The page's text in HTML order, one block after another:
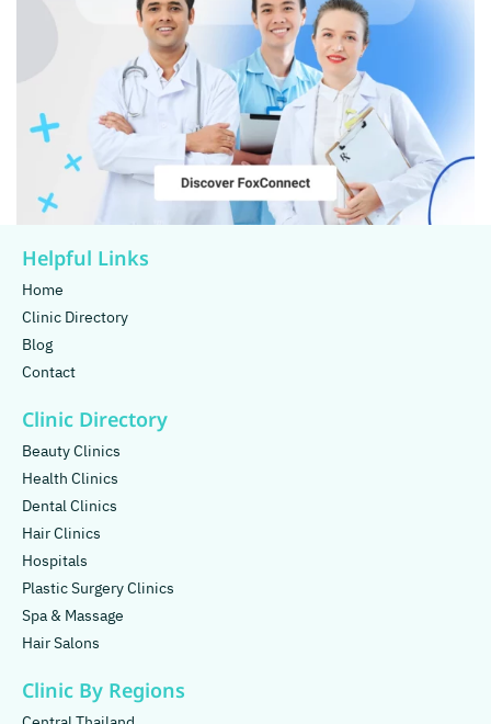
Helpful Links
Home
Clinic Directory
Blog
Contact
Clinic Directory
Beauty Clinics
Health Clinics
Dental Clinics
Hair Clinics
Hospitals
Plastic Surgery Clinics
Spa & Massage
Hair Salons
Clinic By Regions